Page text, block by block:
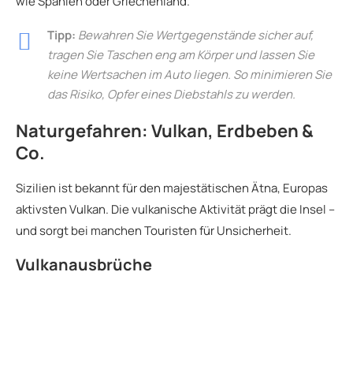
Tipp: Bewahren Sie Wertgegenstände sicher auf,
tragen Sie Taschen eng am Körper und lassen Sie
keine Wertsachen im Auto liegen. So minimieren Sie
das Risiko, Opfer eines Diebstahls zu werden.
Naturgefahren: Vulkan, Erdbeben &
Co.
Sizilien ist bekannt für den majestätischen Ätna, Europas
aktivsten Vulkan. Die vulkanische Aktivität prägt die Insel –
und sorgt bei manchen Touristen für Unsicherheit.
Vulkanausbrüche